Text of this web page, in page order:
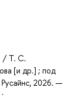
/ Т. С.
[и др.] ; под
2026. —